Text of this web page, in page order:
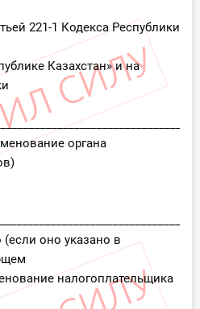
221-1 Кодекса Республики
Казахстан» и на
органа
оно указано в
налогоплательщика